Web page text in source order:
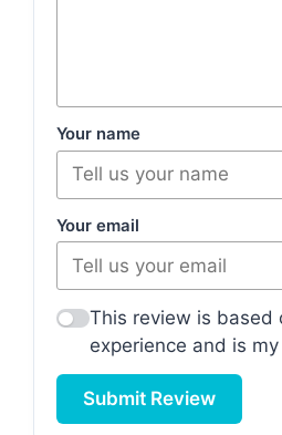
Your name
Your email
This review is based
experience and is
Submit Review